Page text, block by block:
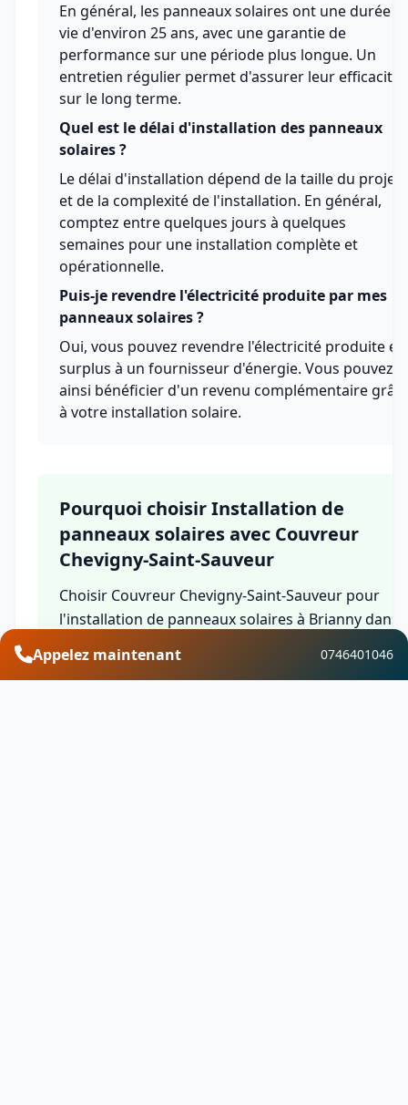
En général, les panneaux solaires ont une durée
vie d'environ 25 ans, avec une garantie de
performance sur une période plus longue. Un
entretien régulier permet d'assurer leur efficacité
sur le long terme.
Quel est le délai d'installation des panneaux
solaires ?
Le délai d'installation dépend de la taille du projet
et de la complexité de l'installation. En général,
comptez entre quelques jours à quelques
semaines pour une installation complète et
opérationnelle.
Puis-je revendre l'électricité produite par mes
panneaux solaires ?
Oui, vous pouvez revendre l'électricité produite en
surplus à un fournisseur d'énergie. Vous pouvez
ainsi bénéficier d'un revenu complémentaire
à votre installation solaire.
Pourquoi choisir Installation de
panneaux solaires avec Couvreur
Chevigny-Saint-Sauveur
Choisir Couvreur Chevigny-Saint-Sauveur pour
l'installation de panneaux solaires à Brianny dans
l'expertise d'une équipe qualifiée, de solutions sur-
Appelez maintenant 0746401046